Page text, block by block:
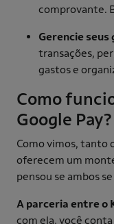
comprovante.
Gerencie seus
transações,
gastos e
Como
Google Pay?
Como vimos, tanto
oferecem um
pensou se ambos
A parceria entre o
com ela, você